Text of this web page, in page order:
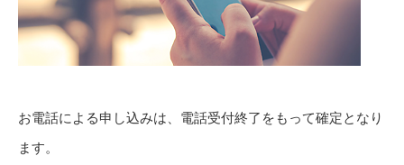
お電話による申し込みは、電話受付終了をもって確定となり
ます。